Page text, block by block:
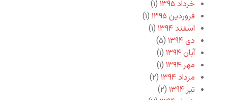
خرداد ۱۳۹۵
(۱)
فروردین ۱۳۹۵
(۱)
اسفند ۱۳۹۴
(۱)
دی ۱۳۹۴
(۵)
آبان ۱۳۹۴
(۱)
مهر ۱۳۹۴
(۱)
مرداد ۱۳۹۴
(۲)
تیر ۱۳۹۴
(۲)